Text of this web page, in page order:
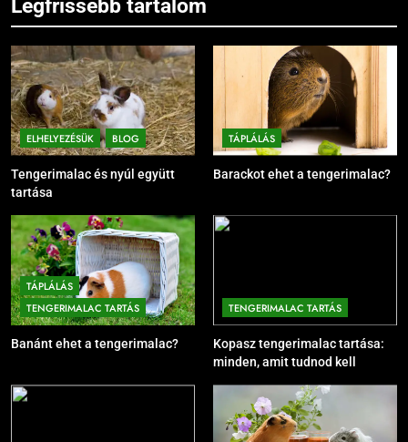
Legfrissebb tartalom
ELHELYEZÉSÜK BLOG
Tengerimalac és nyúl együtt
tartása
TÁPLÁLÁS
Barackot ehet a tengerimalac?
TÁPLÁLÁS
TENGERIMALAC TARTÁS
Banánt ehet a tengerimalac?
TENGERIMALAC TARTÁS
Kopasz tengerimalac tartása:
minden, amit tudnod kell